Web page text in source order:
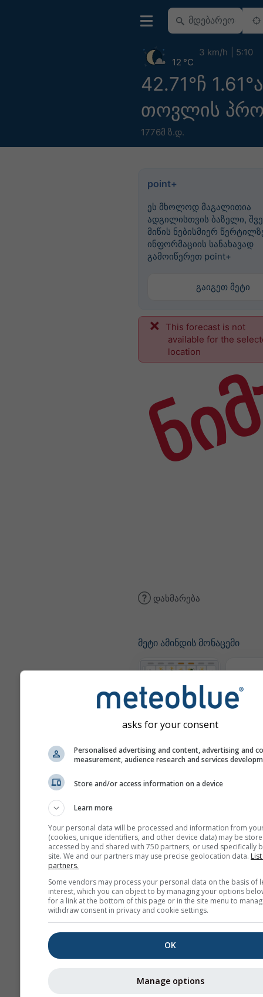
42.71°ჩ
თოვლის
1776მ ზ.დ.
12 °C
3 km/h 5:10
point+
ეს მხოლოდ მაგალითია
ადგილისთვის ბაზელი,
მიწის ნებისმიერ
ინფორმაციის სანახავად
გამოიწერეთ point+
გაიგეთ მეტი
This forecast is not
available for the
location
დახმარება
მეტი ამინდის მონაცემი
asks for your consent
Personalised advertising and content, advertising and
measurement, audience research and services
Store and/or access information on a device
Learn more
Your personal data will be processed and information from
(cookies, unique identifiers, and other device data) may be
accessed by and shared with 750 partners, or used specifically
site. We and our partners may use precise geolocation data.
partners.
Some vendors may process your personal data on the basis of
interest, which you can object to by managing your options
for a link at the bottom of this page or in the site menu to
withdraw consent in privacy and cookie settings.
OK
Manage options